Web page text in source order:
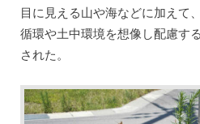
目に見える山や海などに加えて
循環や土中環境を想像し配慮す
された。